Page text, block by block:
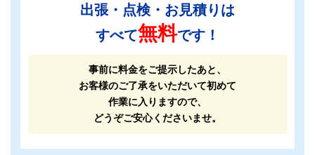
出張・点検・お見積りは
すべて無料です！
事前に料金をご提示したあと、
お客様のご了承をいただいて初めて
作業に入りますので、
どうぞご安心くださいませ。